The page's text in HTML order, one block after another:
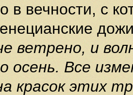
в вечности, с
ветрено, и
осень. Все
красок этих